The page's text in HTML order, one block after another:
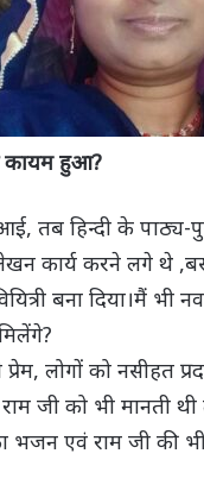
कायम हुआ?
तब हिन्दी के
लेखन कार्य करने लगे
बना दिया।मैं भी
लोगों को नसीहत
राम जी को भी
एवं राम जी की भी